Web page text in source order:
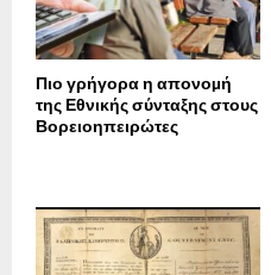
Πιο γρήγορα η απονοµή
της Εθνικής σύνταξης στους
Βορειοηπειρώτες